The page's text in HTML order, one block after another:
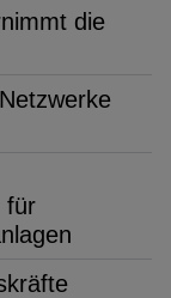
die
für